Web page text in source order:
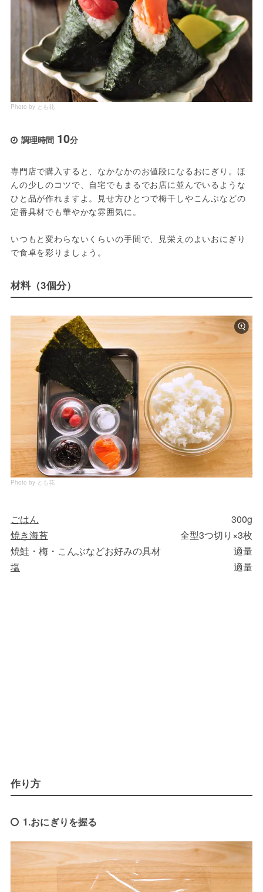
Photo by とも花
調理時間 10分
専門店で購入すると、なかなかのお値段になるおにぎり。ほ
んの少しのコツで、自宅でもまるでお店に並んでいるような
ひと品が作れますよ。見せ方ひとつで梅干しやこんぶなどの
定番具材でも華やかな雰囲気に。
いつもと変わらないくらいの手間で、見栄えのよいおにぎり
で食卓を彩りましょう。
材料（3個分）
Photo by とも花
ごはん
300g
焼き海苔
全型3つ切り×3枚
焼鮭・梅・こんぶなどお好みの具材
適量
塩
適量
作り方
1.おにぎりを握る